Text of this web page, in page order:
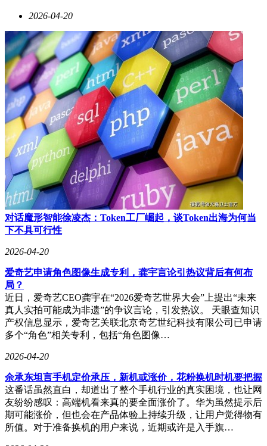
2026-04-20
对话魔形智能徐凌杰：Token工厂崛起，谈Token出海为何当
下不具可行性
2026-04-20
爱奇艺申请角色图像生成专利，龚宇言论引热议背后有何布
局？
近日，爱奇艺CEO龚宇在“2026爱奇艺世界大会”上提出“未来
真人实拍可能成为非遗”的争议言论，引发热议。 天眼查知识
产权信息显示，爱奇艺关联北京奇艺世纪科技有限公司已申请
多个“角色”相关专利，包括“角色图像…
2026-04-20
余承东坦言手机定价承压，新机或涨价，花粉换机时机要把握
这番话虽然直白，却道出了整个手机行业的真实困境，也让网
友纷纷感叹：高端机看来真的要全面涨价了。华为虽然提示后
期可能涨价，但也会在产品体验上持续升级，让用户觉得物有
所值。对于准备换机的用户来说，近期或许是入手旗…